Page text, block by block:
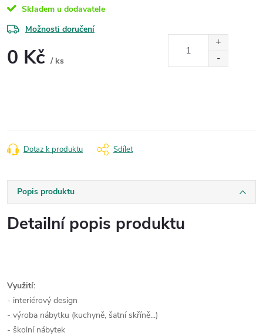
Skladem u dodavatele
Možnosti doručení
0 Kč / ks
Dotaz k produktu Sdílet
Popis produktu
Detailní popis produktu
Využití:
- interiérový design
- výroba nábytku (kuchyně, šatní skříně...)
- školní nábytek